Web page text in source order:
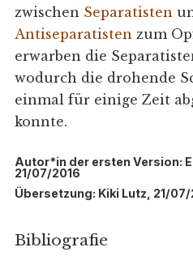
zwischen Separatisten
Antiseparatisten zum
erwarben die
wodurch die drohende
einmal für einige Zeit
konnte.
Autor*in der ersten Version:
21/07/2016
Übersetzung: Kiki Lutz, 21/07/
Bibliografie